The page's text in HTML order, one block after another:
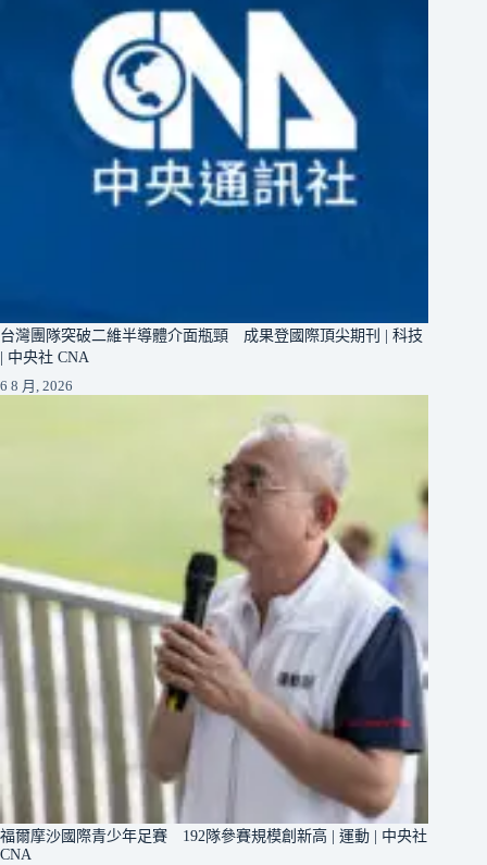
台灣團隊突破二維半導體介面瓶頸 成果登國際頂尖期刊 | 科技
| 中央社 CNA
6 8 月, 2026
福爾摩沙國際青少年足賽 192隊參賽規模創新高 | 運動 | 中央社
CNA